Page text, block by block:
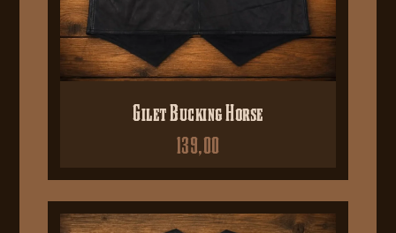
Gilet Bucking Horse
139,00